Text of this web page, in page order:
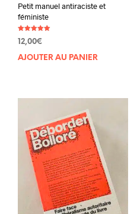
Petit manuel antiraciste et
féministe
5.00
12,00€
AJOUTER AU PANIER